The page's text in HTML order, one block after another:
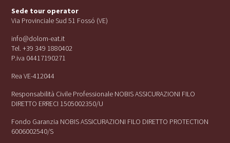
Sede tour operator
Via Provinciale Sud 51 Fossó (VE)
info@dolom-eat.it
Tel. +39 349 1880402
P.iva 04417190271
Rea VE-412044
Responsabilità Civile Professionale NOBIS ASSICURAZIONI FILO
DIRETTO ERRECI 1505002350/U
Fondo Garanzia NOBIS ASSICURAZIONI FILO DIRETTO PROTECTION
6006002540/S